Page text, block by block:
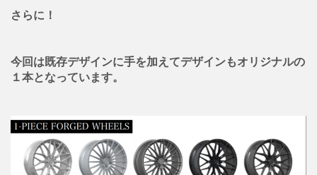
さらに！
今回は既存デザインに手を加えてデザインもオリジナルの
１本となっています。